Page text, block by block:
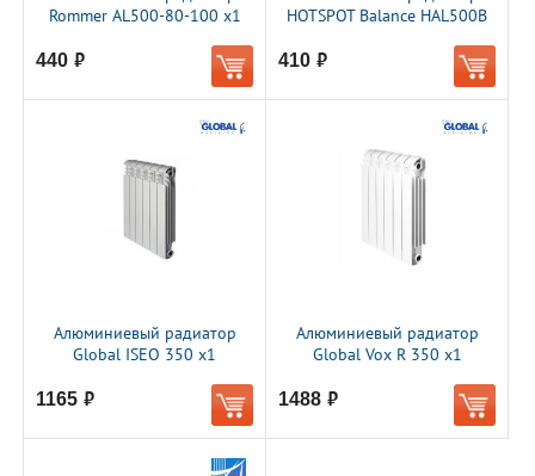
Rommer AL500-80-100 x1
440 руб.
HOTSPOT Balance HAL500B
410 руб.
Алюминиевый радиатор
Global ISEO 350 x1
1165 руб.
Алюминиевый радиатор
Global Vox R 350 x1
1488 руб.